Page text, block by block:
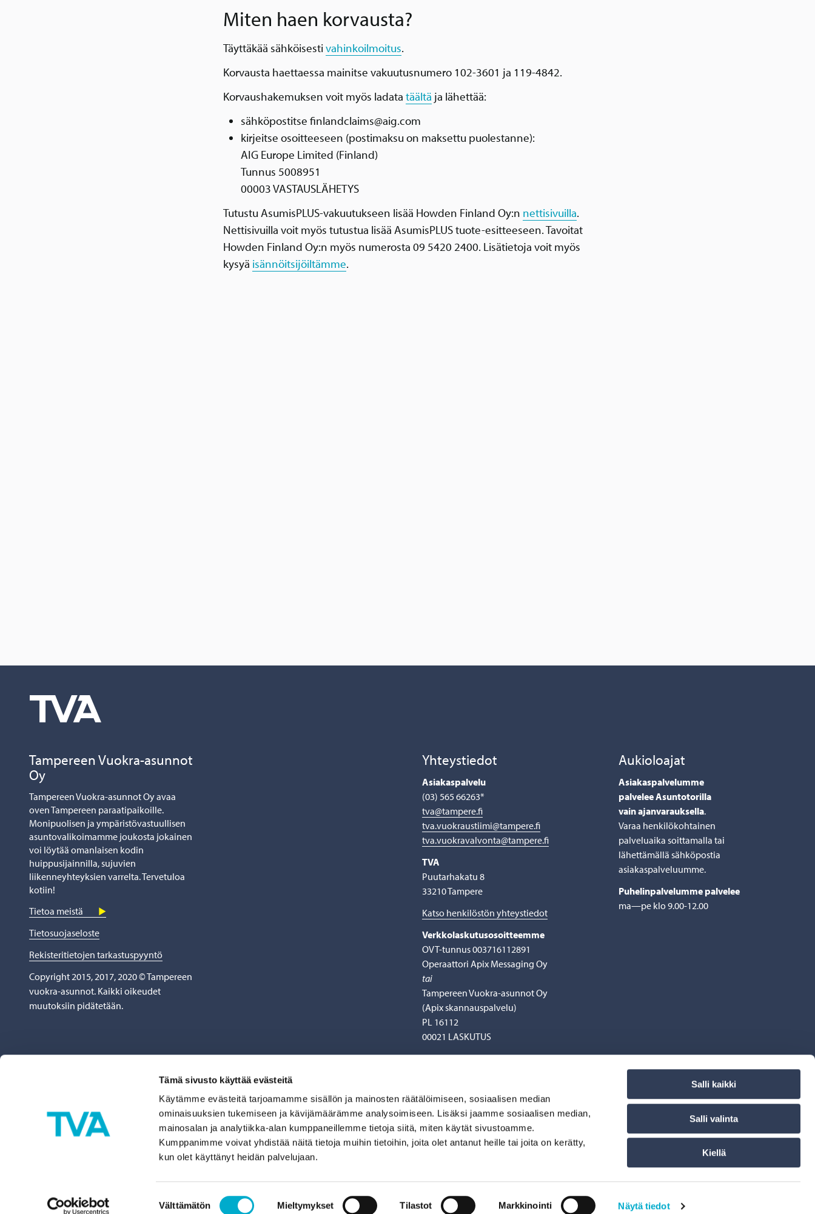
Tämä sivusto käyttää evästeitä
Käytämme evästeitä tarjoamamme sisällön ja mainosten räätälöimiseen, sosiaalisen median
ominaisuuksien tukemiseen ja kävijämäärämme analysoimiseen. Lisäksi jaamme sosiaalisen median,
mainosalan ja analytiikka-alan kumppaneillemme tietoja siitä, miten käytät sivustoamme.
Kumppanimme voivat yhdistää näitä tietoja muihin tietoihin, joita olet antanut heille tai joita on kerätty,
kun olet käyttänyt heidän palvelujaan.
Välttämätön Mieltymykset Tilastot Markkinointi Näytä tiedot
Salli kaikki
Salli valinta
Kiellä
Miten haen korvausta?
Täyttäkää sähköisestivahinkoilmoitus.
Korvausta haettaessa mainitse vakuutusnumero 102-3601 ja 119-4842.
Korvaushakemuksen voit myös ladata täältä ja lähettää:
sähköpostitse finlandclaims@aig.com
kirjeitse osoitteeseen (postimaksu on maksettu puolestanne):
AIG Europe Limited (Finland)
Tunnus 5008951
00003 VASTAUSLÄHETYS
Tutustu AsumisPLUS-vakuutukseen lisää Howden Finland Oy:n nettisivuilla.
Nettisivuilla voit myös tutustua lisää AsumisPLUS tuote-esitteeseen. Tavoitat
Howden Finland Oy:n myös numerosta 09 5420 2400. Lisätietoja voit myös
kysyä isännöitsijöiltämme.
Tampereen Vuokra-asunnot
Oy
Tampereen Vuokra-asunnot Oy avaa
oven Tampereen paraatipaikoille.
Monipuolisen ja ympäristövastuullisen
asuntovalikoimamme joukosta jokainen
voi löytää omanlaisen kodin
huippusijainnilla, sujuvien
liikenneyhteyksien varrelta. Tervetuloa
kotiin!
Tietoa meistä
Tietosuojaseloste
Rekisteritietojen tarkastuspyyntö
Copyright 2015, 2017, 2020 © Tampereen
vuokra-asunnot. Kaikki oikeudet
muutoksiin pidätetään.
Yhteystiedot
Asiakaspalvelu
(03) 565 66263*
tva@tampere.fi
tva.vuokraustiimi@tampere.fi
tva.vuokravalvonta@tampere.fi
TVA
Puutarhakatu 8
33210 Tampere
Katso henkilöstön yhteystiedot
Verkkolaskutusosoitteemme
OVT-tunnus 003716112891
Operaattori Apix Messaging Oy
tai
Tampereen Vuokra-asunnot Oy
(Apix skannauspalvelu)
PL 16112
00021 LASKUTUS
*Jonotus on maksullista ja maksaa
lankapuhelimesta.
Aukioloajat
Asiakaspalvelumme
palvelee Asuntotorilla
vain ajanvarauksella.
Varaa henkilökohtainen
palveluaika soittamalla tai
lähettämällä sähköpostia
asiakaspalveluumme.
Puhelinpalvelumme palvelee
ma—pe klo 9.00-12.00